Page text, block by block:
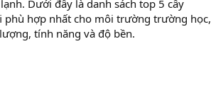
Dưới đây là danh sách top 5 cây
phù hợp nhất cho môi trường trường học,
tính năng và độ bền.